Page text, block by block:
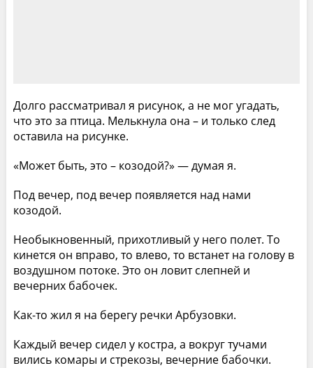
Долго рассматривал я рисунок, а не мог угадать,
что это за птица. Мелькнула она – и только след
оставила на рисунке.
«Может быть, это – козодой?» — думая я.
Под вечер, под вечер появляется над нами
козодой.
Необыкновенный, прихотливый у него полет. То
кинется он вправо, то влево, то встанет на голову в
воздушном потоке. Это он ловит слепней и
вечерних бабочек.
Как-то жил я на берегу речки Арбузовки.
Каждый вечер сидел у костра, а вокруг тучами
вились комары и стрекозы, вечерние бабочки.